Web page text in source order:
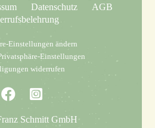
Datenschutz
AGB
Einstellungen ändern
Einstellungen
widerrufen
Schmitt GmbH